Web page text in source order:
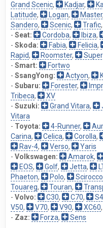
Grand Scenic, Kadjar,
Latitude, Logan, Master,
Sandero, Scenic, Trafic,
- Seat: Cordoba, Ibiza,
- Skoda: Fabia, Felicia,
Rapid, Roomster,
- Smart:
Fortwo
- SsangYong: Actyon,
- Subaru: Forester,
Tribeca,
XV
- Suzuki: Grand Vitara,
Vitara
- Toyota: 4-Runner,
Carina, Celica, Corolla,
Rav-4, Verso,
Yaris
- Volkswagen: Amarok,
EOS, Golf, Jetta,
Phaeton, Polo, Scirocco
Touareg, Touran,
- Volvo: C30, C70,
V50, V70, V90, XC60,
- Zaz: Forza,
Sens